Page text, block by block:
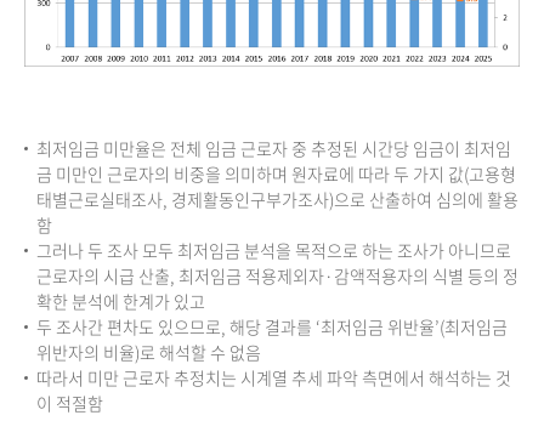
최저임금 미만율은 전체 임금 근로자 중 추정된 시간당 임금이 최저임
금 미만인 근로자의 비중을 의미하며 원자료에 따라 두 가지 값(고용형
태별근로실태조사, 경제활동인구부가조사)으로 산출하여 심의에 활용
함
그러나 두 조사 모두 최저임금 분석을 목적으로 하는 조사가 아니므로
근로자의 시급 산출, 최저임금 적용제외자·감액적용자의 식별 등의 정
확한 분석에 한계가 있고
두 조사간 편차도 있으므로, 해당 결과를 ‘최저임금 위반율’(최저임금
위반자의 비율)로 해석할 수 없음
따라서 미만 근로자 추정치는 시계열 추세 파악 측면에서 해석하는 것
이 적절함